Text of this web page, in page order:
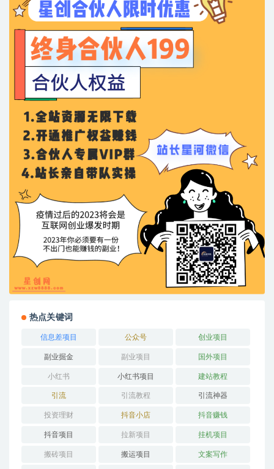
热点关键词
信息差项目 公众号 创业项目
副业掘金 副业项目 国外项目
小红书 小红书项目 建站教程
引流 引流教程 引流神器
投资理财 抖音小店 抖音赚钱
抖音项目 拉新项目 挂机项目
搬砖项目 搬运项目 文案写作